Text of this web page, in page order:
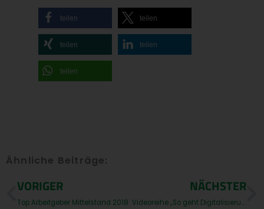
teilen teilen
teilen teilen
teilen
Ähnliche Beiträge:
Prev
VORIGER
Top Arbeitgeber Mittelstand 2018
NÄCHSTER
Videoreihe „So geht Digitalisierung“